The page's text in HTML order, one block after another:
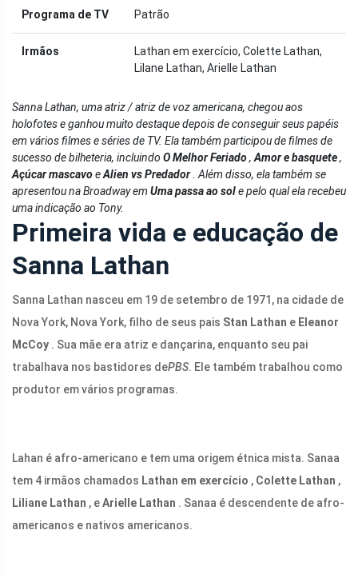
Programa de TV Patrão
Irmãos
Lathan em exercício, Colette Lathan,
Lilane Lathan, Arielle Lathan
Sanna Lathan, uma atriz / atriz de voz americana, chegou aos
holofotes e ganhou muito destaque depois de conseguir seus papéis
em vários filmes e séries de TV. Ela também participou de filmes de
sucesso de bilheteria, incluindo O Melhor Feriado, Amor e basquete,
Açúcar mascavoeAlien vs Predador . Além disso, ela também se
apresentou na Broadway em Uma passa ao sole pelo qual ela recebeu
uma indicação ao Tony.
Primeira vida e educação de
Sanna Lathan
Sanna Lathan nasceu em 19 de setembro de 1971, na cidade de
Nova York, Nova York, filho de seus pais Stan Lathan e Eleanor
McCoy . Sua mãe era atriz e dançarina, enquanto seu pai
trabalhava nos bastidores dePBS. Ele também trabalhou como
produtor em vários programas.
Lahan é afro-americano e tem uma origem étnica mista. Sanaa
tem 4 irmãos chamados Lathan em exercício , Colette Lathan ,
Liliane Lathan , eArielle Lathan . Sanaa é descendente de afro-
americanos e nativos americanos.